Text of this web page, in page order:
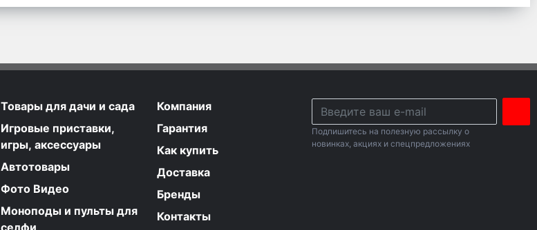
Товары для дачи и сада
Игровые приставки,
игры, аксессуары
Автотовары
Фото Видео
Моноподы и пульты для
Компания
Гарантия
Как купить
Доставка
Бренды
Контакты
Подпишитесь на полезную рассылку о
новинках, акциях и спецпредложениях